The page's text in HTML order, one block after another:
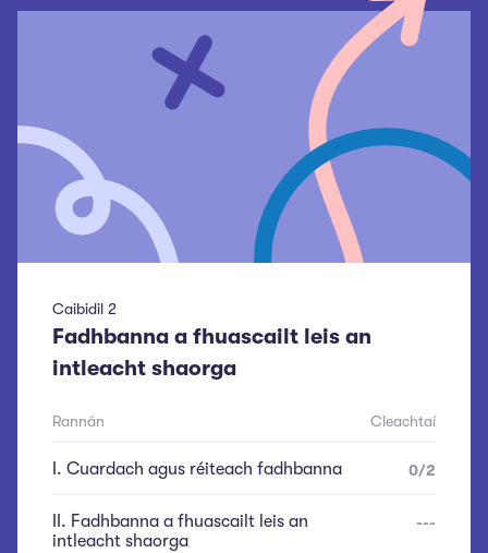
Caibidil 2
Fadhbanna a fhuascailt leis an
intleacht shaorga
Rannán Cleachtaí
. Cuardach agus réiteach fadhbanna 0/2
. Fadhbanna a fhuascailt leis an
intleacht shaorga
---